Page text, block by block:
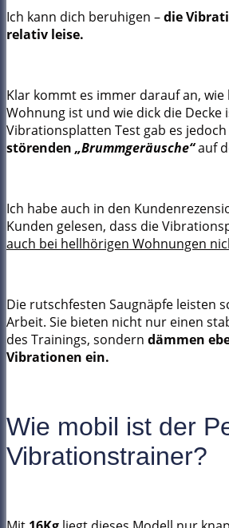
Ich kann dich beruhigen –die
relativ leise.
Klar kommt es immer darauf an,
Wohnung ist und wie dick die Decke
Vibrationsplatten Test gab es jedoch
störenden „Brummgeräusche“auf
Ich habe auch in den
Kunden gelesen, dass die
auch bei hellhörigen Wohnungen
Die rutschfesten Saugnäpfe leisten
Arbeit. Sie bieten nicht nur einen
des Trainings, sondern dämmen
Vibrationen ein.
Wie mobil ist der
Vibrationstrainer?